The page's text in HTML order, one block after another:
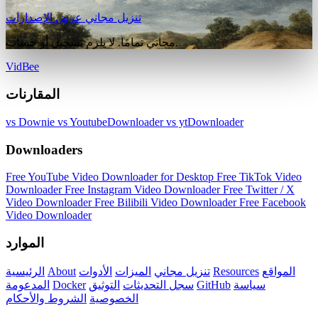
تنزيل مجانيعرض الإصدارات
مجاني تمامًا. لا يلزم تسجيل أو حساب.
VidBee
المقارنات
vs Downie vs YoutubeDownloadervs ytDownloader
Downloaders
Free YouTube Video Downloader for Desktop Free TikTok Video
DownloaderFree Instagram Video DownloaderFree Twitter / X
Video DownloaderFree Bilibili Video DownloaderFree Facebook
Video Downloader
الموارد
الرئيسية About تنزيل مجاني الميزات الأدوات Resources المواقع
المدعومة Docker سجل التحديثات التوثيق GitHub سياسة
الخصوصية الشروط والأحكام